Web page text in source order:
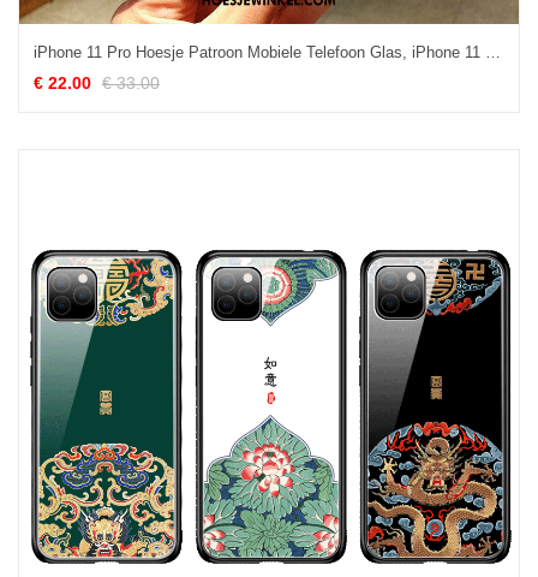
iPhone 11 Pro Hoesje Patroon Mobiele Telefoon Glas, iPhone 11 Pro Hoesje Eenvoudige Persoonlijk
€ 22.00 € 33.00